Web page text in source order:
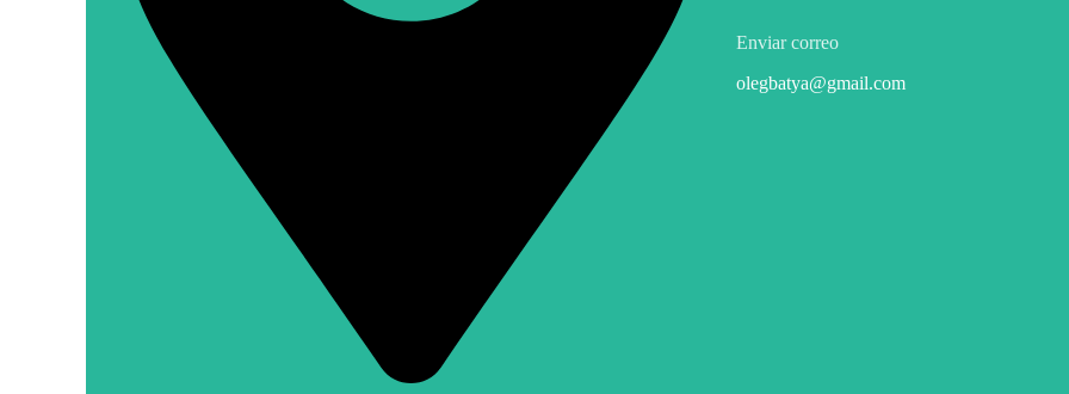
Enviar correo
olegbatya@gmail.com